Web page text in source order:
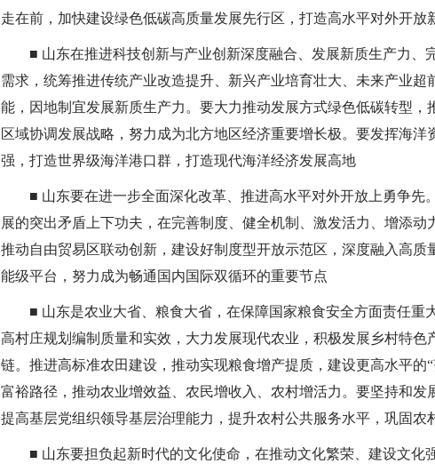
走在前，加快建设绿色低碳高质量发展先行区，打造高水平对外开
■ 山东在推进科技创新与产业创新深度融合、发展新质生产力、
需求，统筹推进传统产业改造提升、新兴产业培育壮大、未来产业
能，因地制宜发展新质生产力。要大力推动发展方式绿色低碳转型
区域协调发展战略，努力成为北方地区经济重要增长极。要发挥海
强，打造世界级海洋港口群，打造现代海洋经济发展高地
■ 山东要在进一步全面深化改革、推进高水平对外开放上勇争先
展的突出矛盾上下功夫，在完善制度、健全机制、激发活力、增添
推动自由贸易区联动创新，建设好制度型开放示范区，深度融入高质
能级平台，努力成为畅通国内国际双循环的重要节点
■ 山东是农业大省、粮食大省，在保障国家粮食安全方面责任重
高村庄规划编制质量和实效，大力发展现代农业，积极发展乡村特
链。推进高标准农田建设，推动实现粮食增产提质，建设更高水平的
富裕路径，推动农业增效益、农民增收入、农村增活力。要坚持和发
提高基层党组织领导基层治理能力，提升农村公共服务水平，巩固
■ 山东要担负起新时代的文化使命，在推动文化繁荣、建设文化